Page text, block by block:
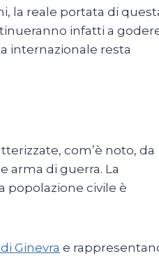
la reale portata di
infatti a
internazionale resta
com’è noto, da
arma di guerra. La
popolazione civile è
Ginevra e